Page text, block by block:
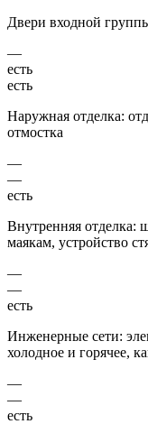
Двери входной
—
есть
есть
Наружная отделка:
отмостка
—
—
есть
Внутренняя отделка:
маякам, устройство
—
—
есть
Инженерные сети:
холодное и горячее,
—
—
есть